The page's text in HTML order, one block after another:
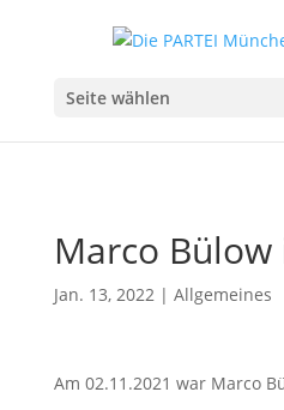
Seite wählen
Marco
Jan. 13, 2022| Allgemeines
Am 02.11.2021 war Marco